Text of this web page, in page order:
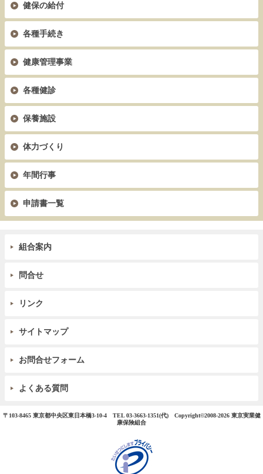
組合案内
問合せ
リンク
サイトマップ
お問合せフォーム
よくある質問
健保の給付
各種手続き
健康管理事業
各種健診
保養施設
体力づくり
年間行事
申請書一覧
〒103-8465 東京都中央区東日本橋3-10-4 TEL 03-3663-1351(代) Copyright©2008-2026 東京実業健
康保険組合